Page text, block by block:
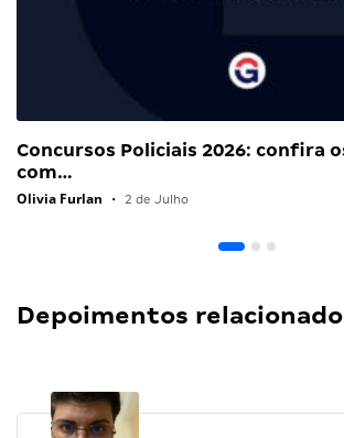
Concursos Policiais 2026: confira
com…
Olivia Furlan • 2 de Julho
Depoimentos